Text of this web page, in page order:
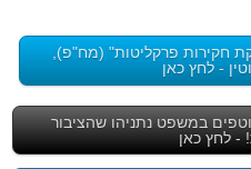
חקירות פרקליטות" (מח"פ),
- לחץ כאן
שוטפים במשפט נתניהו שהציבור
- לחץ כאן